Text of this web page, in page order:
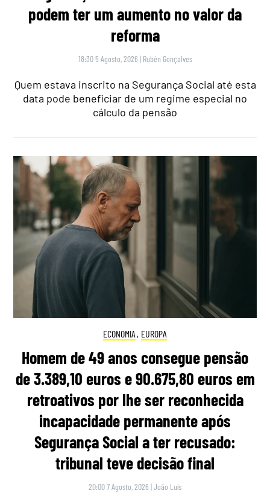
podem ter um aumento no valor da
reforma
18:30 5 Agosto, 2026 | Rubén Gonçalves
Quem estava inscrito na Segurança Social até esta
data pode beneficiar de um regime especial no
cálculo da pensão
ECONOMIA , EUROPA
Homem de 49 anos consegue pensão
de 3.389,10 euros e 90.675,80 euros em
retroativos por lhe ser reconhecida
incapacidade permanente após
Segurança Social a ter recusado:
tribunal teve decisão final
20:00 7 Agosto, 2026 |João Luís